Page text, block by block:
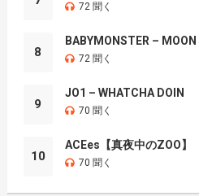
72 聞く
8
BABYMONSTER – MOON
72 聞く
9
JO1 – WHATCHA DOIN
70 聞く
10
ACEes【真夜中のZOO】
70 聞く